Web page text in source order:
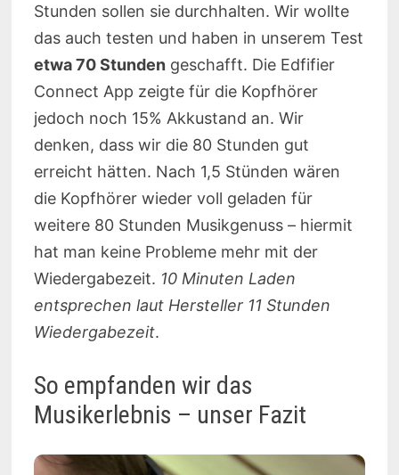
Stunden sollen sie durchhalten. Wir wollte
das auch testen und haben in unserem Test
etwa 70 Stunden geschafft. Die Edfifier
Connect App zeigte für die Kopfhörer
jedoch noch 15% Akkustand an. Wir
denken, dass wir die 80 Stunden gut
erreicht hätten. Nach 1,5 Stünden wären
die Kopfhörer wieder voll geladen für
weitere 80 Stunden Musikgenuss – hiermit
hat man keine Probleme mehr mit der
Wiedergabezeit. 10 Minuten Laden
entsprechen laut Hersteller 11 Stunden
Wiedergabezeit.
So empfanden wir das
Musikerlebnis – unser Fazit